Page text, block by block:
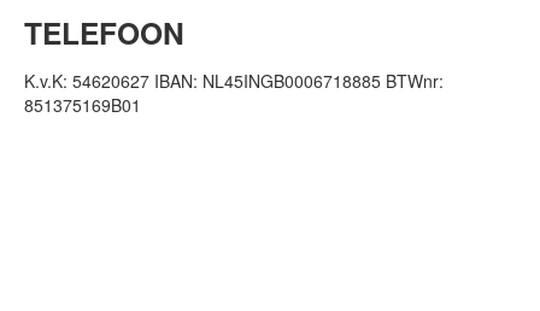
TELEFOON
K.v.K: 54620627 IBAN: NL45INGB0006718885 BTWnr:
851375169B01